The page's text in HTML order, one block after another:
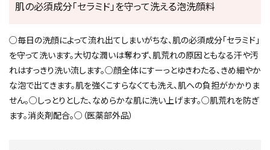
肌の必須成分「セラミド」を守って洗える泡洗顔料
○毎日の洗顔によって流れ出てしまいがちな、肌の必須成分「セラミド」
を守って洗います。大切な潤いは奪わず、肌荒れの原因ともなる汗や汚
れはすっきり洗い流します。○顔全体にすーっとゆきわたる、きめ細やか
な泡で出てきます。肌を強くこすらなくても洗え、肌への負担がかかりま
せん。○しっとりとした、なめらかな肌に洗い上げます。○肌荒れを防ぎ
ます。消炎剤配合。○（医薬部外品）